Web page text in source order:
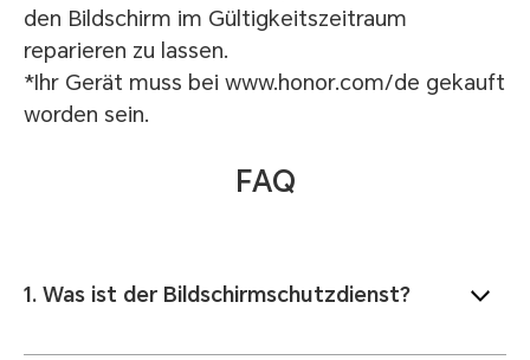
den Bildschirm im Gültigkeitszeitraum
reparieren zu lassen.
*Ihr Gerät muss bei www.honor.com/de gekauft
worden sein.
FAQ
1. Was ist der Bildschirmschutzdienst?
Produkts können Sie, wenn der Bildschirm